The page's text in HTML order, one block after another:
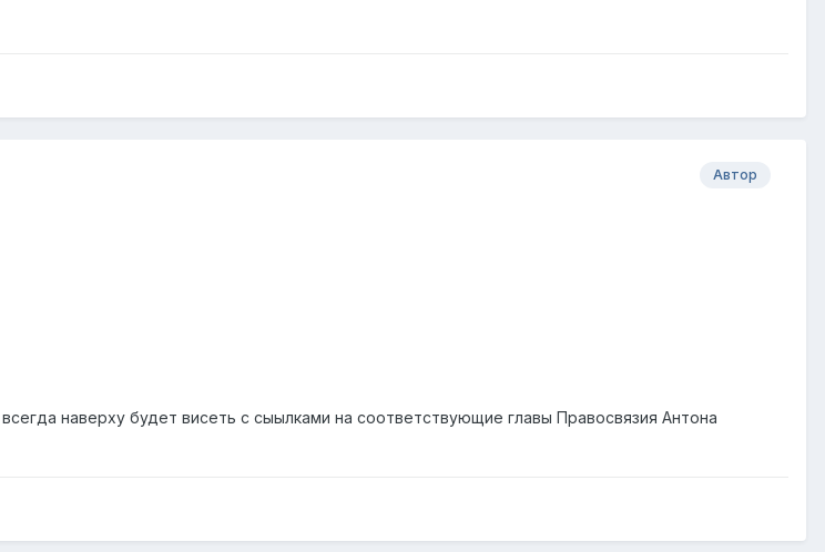
Автор
наверху будет висеть с сыылками на соответствующие главы Правосвязия Антона